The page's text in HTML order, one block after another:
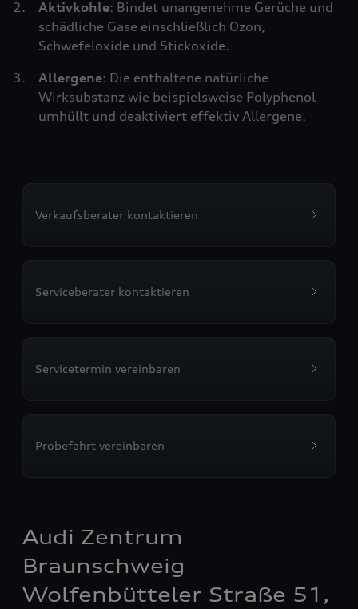
Aktivkohle: Bindet unangenehme Gerüche und
schädliche Gase einschließlich Ozon,
Schwefeloxide und Stickoxide.
Allergene: Die enthaltene natürliche
Wirksubstanz wie beispielsweise Polyphenol
umhüllt und deaktiviert effektiv Allergene.
Verkaufsberater kontaktieren
Serviceberater kontaktieren
Servicetermin vereinbaren
Probefahrt vereinbaren
Audi Zentrum
Braunschweig
Wolfenbütteler Straße 51,